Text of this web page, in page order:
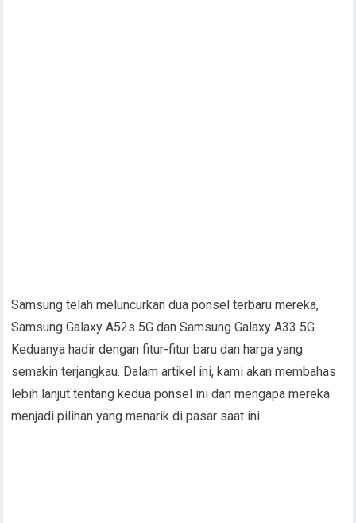
Samsung telah meluncurkan dua ponsel terbaru mereka,
Samsung Galaxy A52s 5G dan Samsung Galaxy A33 5G.
Keduanya hadir dengan fitur-fitur baru dan harga yang
semakin terjangkau. Dalam artikel ini, kami akan membahas
lebih lanjut tentang kedua ponsel ini dan mengapa mereka
menjadi pilihan yang menarik di pasar saat ini.